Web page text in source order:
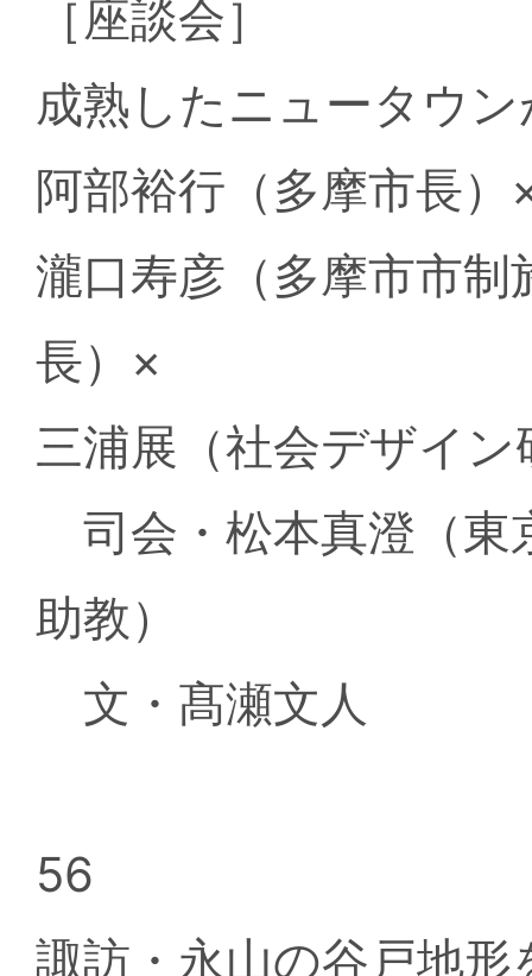
［座談会］
成熟したニュータウ
阿部裕行（多摩市長）
瀧口寿彦（多摩市市
長）×
三浦展（社会デザイン
司会・松本真澄（東
助教）
文・髙瀬文人
56
諏訪・永山の谷戸地形